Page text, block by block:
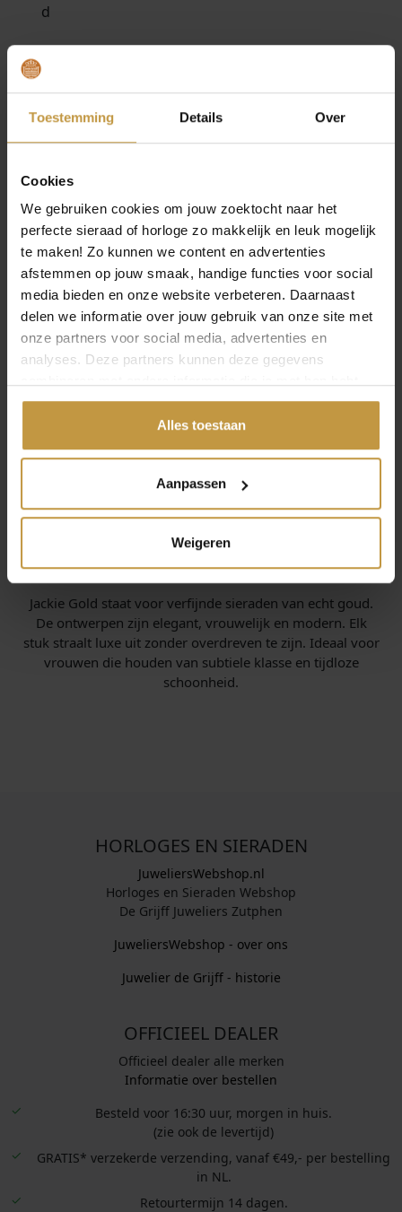
Toestemming Details Over
Cookies
We gebruiken cookies om jouw zoektocht naar het
perfecte sieraad of horloge zo makkelijk en leuk mogelijk
te maken! Zo kunnen we content en advertenties
afstemmen op jouw smaak, handige functies voor social
media bieden en onze website verbeteren. Daarnaast
delen we informatie over jouw gebruik van onze site met
onze partners voor social media, advertenties en
analyses. Deze partners kunnen deze gegevens
gedeeld of die ze hebben verzameld via jouw gebruik van
Alles toestaan
Aanpassen
Weigeren
MEER VAN JACKIE GOLD
JACKIE GOLD
BRACELET JKB25.554
Levertijd: 2-3 werkdagen
JACKIE GOLD CANNES
INFORMATIE OVER JACKIE GOLD
Jackie Gold staat voor verfijnde sieraden van echt goud.
De ontwerpen zijn elegant, vrouwelijk en modern. Elk
stuk straalt luxe uit zonder overdreven te zijn. Ideaal voor
vrouwen die houden van subtiele klasse en tijdloze
schoonheid.
HORLOGES EN SIERADEN
JuweliersWebshop.nl
Horloges en Sieraden Webshop
De Grijff Juweliers Zutphen
JuweliersWebshop - over ons
Juwelier de Grijff - historie
OFFICIEEL DEALER
Officieel dealer alle merken
Informatie over bestellen
Besteld voor 16:30 uur, morgen in huis.
(zie ook de levertijd)
GRATIS* verzekerde verzending, vanaf €49,- per bestelling
in NL.
Retourtermijn 14 dagen.